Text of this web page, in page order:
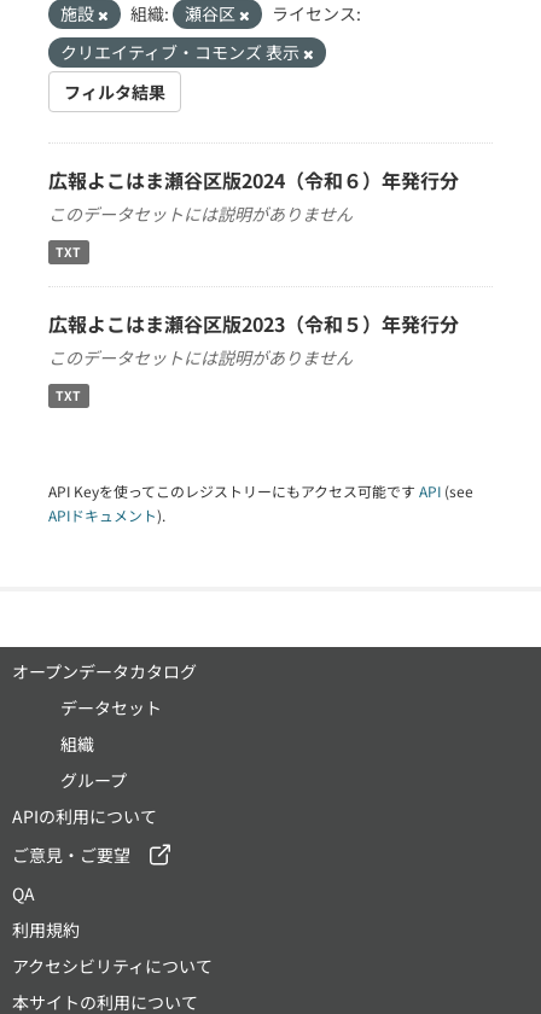
施設
組織: 瀬谷区
ライセンス:
クリエイティブ・コモンズ 表示
フィルタ結果
広報よこはま瀬谷区版2024（令和６）年発行分
このデータセットには説明がありません
TXT
広報よこはま瀬谷区版2023（令和５）年発行分
このデータセットには説明がありません
TXT
API Keyを使ってこのレジストリーにもアクセス可能です API (see
APIドキュメント).
オープンデータカタログ
データセット
組織
グループ
APIの利用について
ご意見・ご要望
QA
利用規約
アクセシビリティについて
本サイトの利用について